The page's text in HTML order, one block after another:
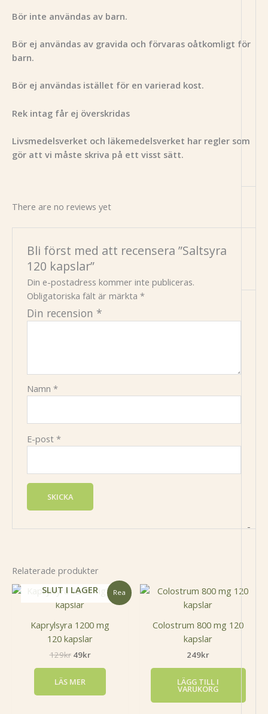
-
Bör inte användas av barn.
Bör ej användas av gravida och förvaras oåtkomligt för
barn.
Bör ej användas istället för en varierad kost.
Rek intag får ej överskridas
Livsmedelsverket och läkemedelsverket har regler som
gör att vi måste skriva på ett visst sätt.
There are no reviews yet
Bli först med att recensera ”Saltsyra
120 kapslar”
Din e-postadress kommer inte publiceras.
Obligatoriska fält är märkta*
Din recension *
Namn*
E-post*
Relaterade produkter
Rea
SLUT I LAGER
Kaprylsyra 1200 mg
120 kapslar
129kr
Det
ursprungliga
priset
129kr.
49kr
Det
nuvarande
49kr.
LÄS MER
Colostrum 800 mg 120
kapslar
249kr
LÄGG TILL I
VARUKORG